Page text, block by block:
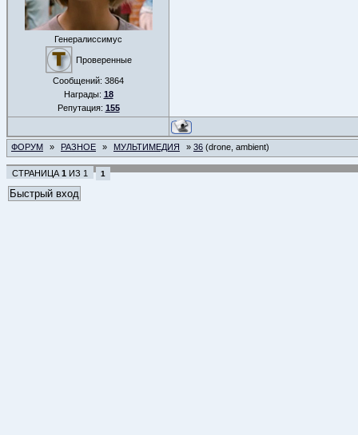
Генералиссимус
Проверенные
Сообщений: 3864
Награды: 18
Репутация: 155
ФОРУМ » РАЗНОЕ » МУЛЬТИМЕДИЯ » 36 (drone, ambient)
СТРАНИЦА 1 ИЗ 1 1